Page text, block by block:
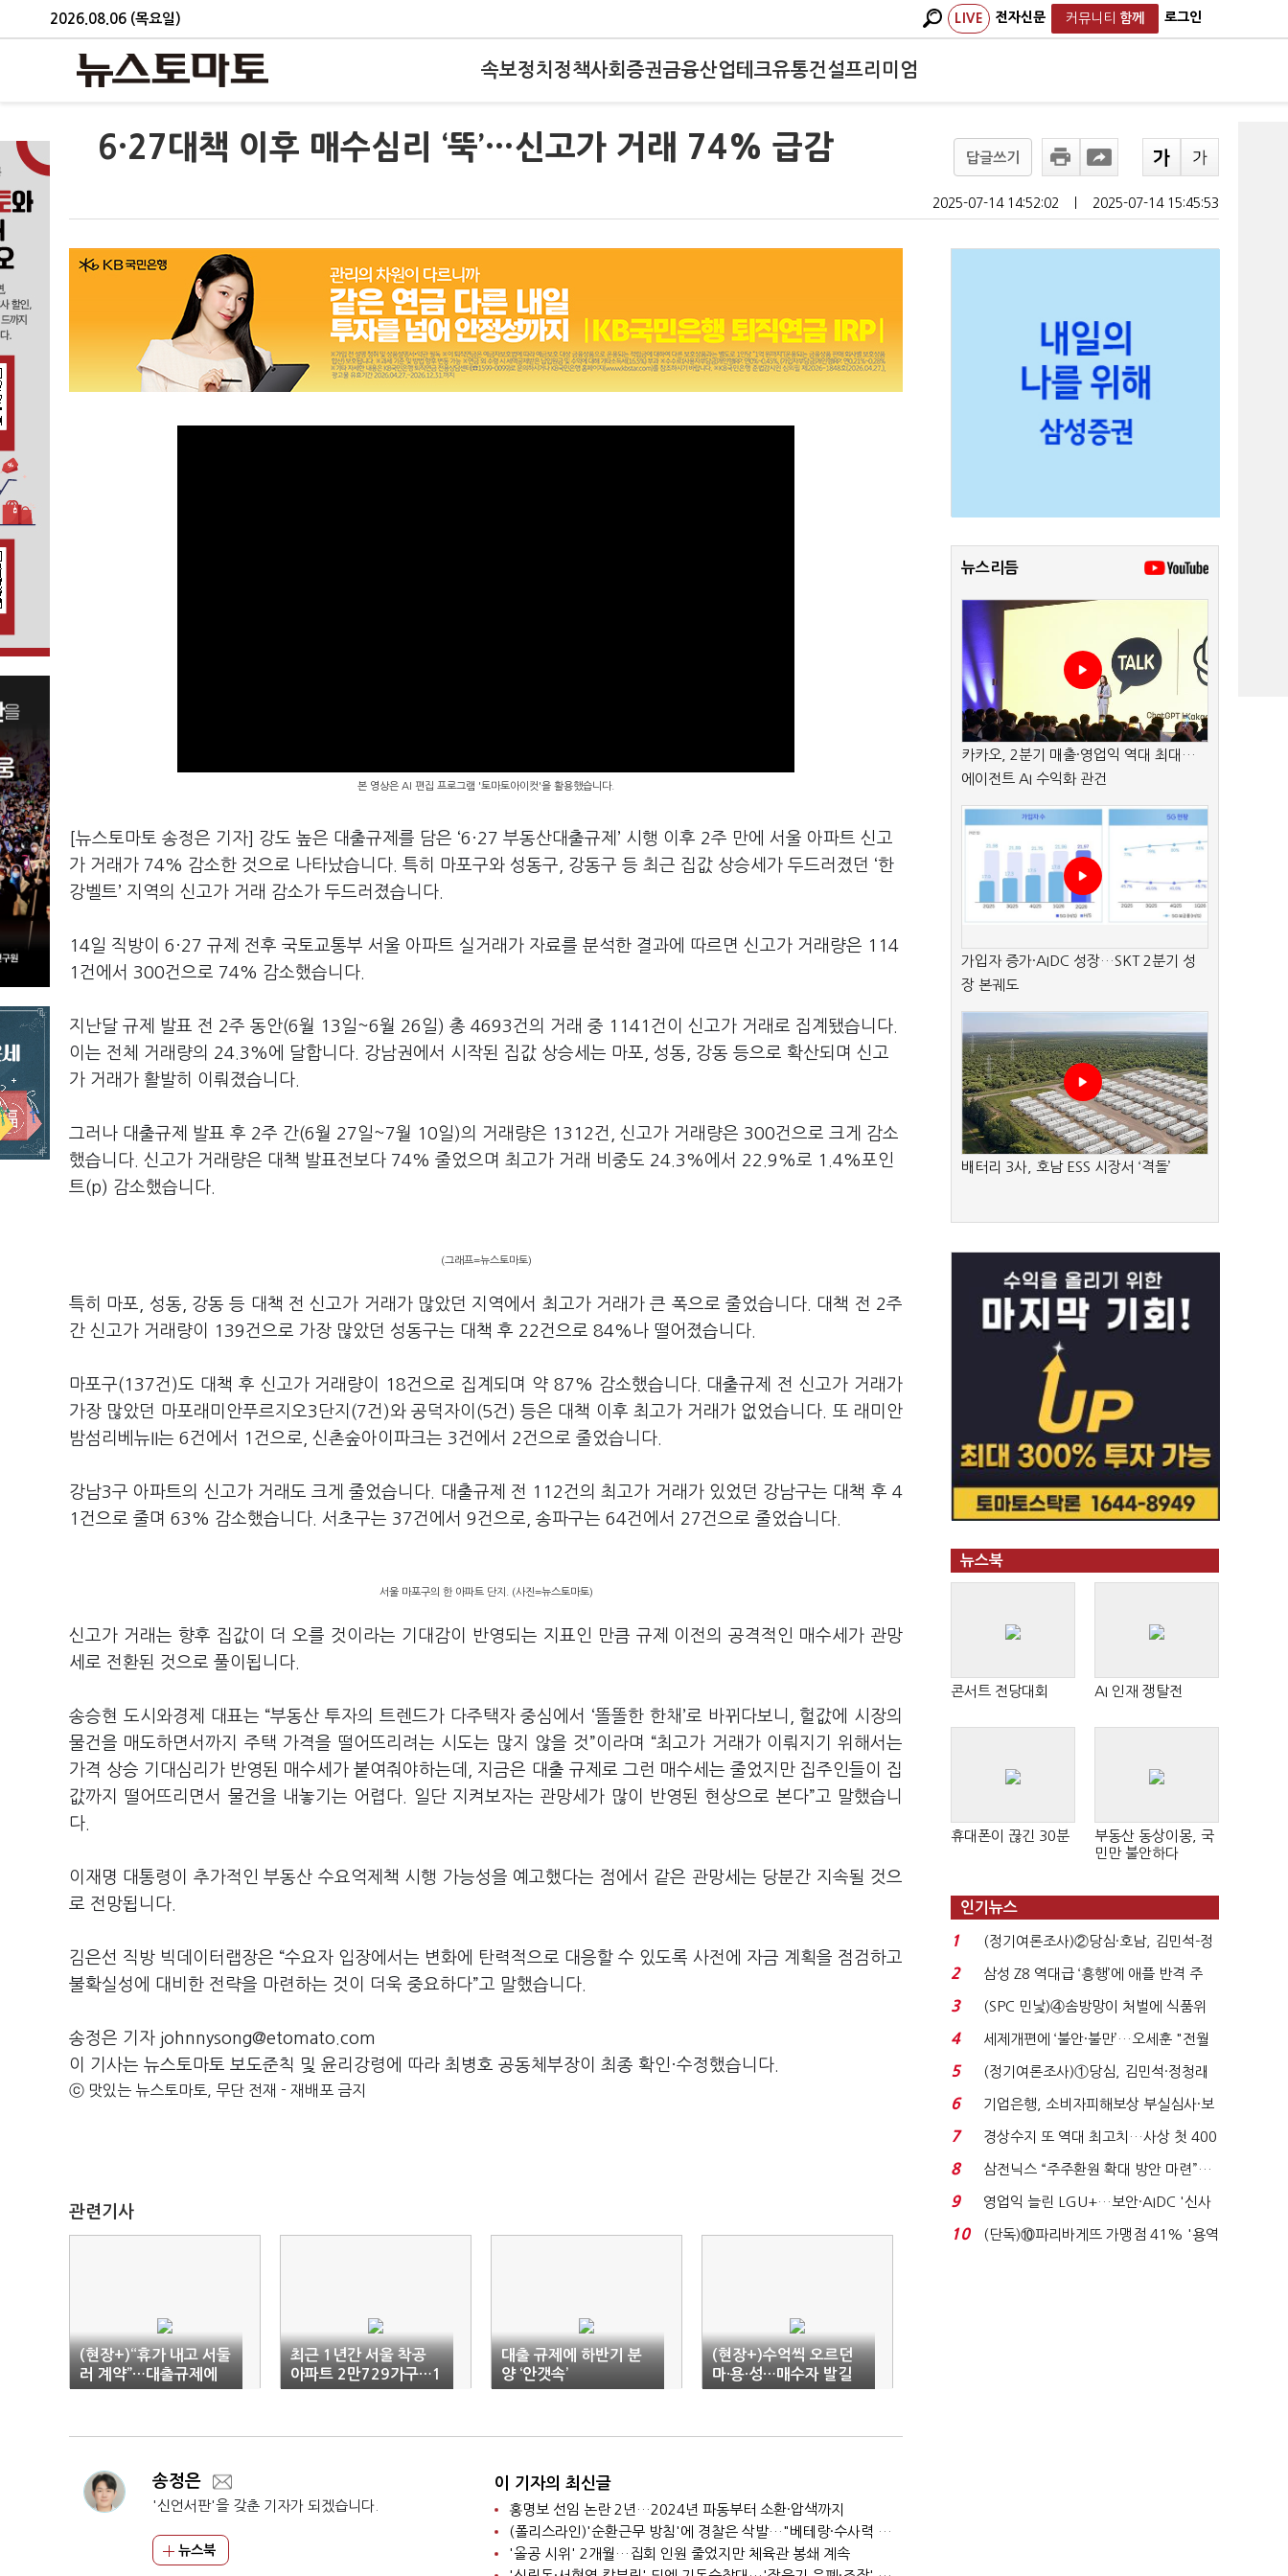
2026.08.06 (목요일) LIVE 전자신문 커뮤니티 함께 로그인
속보정치 정책사회 증권금융산업테크유통건설프리미엄
6·27대책 이후 매수심리 ‘뚝’…신고가 거래 74% 급감 답글쓰기
2025-07-14 14:52:02 2025-07-14 15:45:53
본 영상은 AI 편집 프로그램 '토마토아이컷'을 활용했습니다.
[뉴스토마토 송정은 기자] 강도 높은 대출규제를 담은 ‘6·27 부동산대출규제’ 시행 이후 2주 만에 서울 아파트 신고
가 거래가 74% 감소한 것으로 나타났습니다. 특히 마포구와 성동구, 강동구 등 최근 집값 상승세가 두드러졌던 ‘한
강벨트’ 지역의 신고가 거래 감소가 두드러졌습니다.
14일 직방이 6·27 규제 전후 국토교통부 서울 아파트 실거래가 자료를 분석한 결과에 따르면 신고가 거래량은 114
1건에서 300건으로 74% 감소했습니다.
지난달 규제 발표 전 2주 동안(6월 13일~6월 26일) 총 4693건의 거래 중 1141건이 신고가 거래로 집계됐습니다.
이는 전체 거래량의 24.3%에 달합니다. 강남권에서 시작된 집값 상승세는 마포, 성동, 강동 등으로 확산되며 신고
가 거래가 활발히 이뤄졌습니다.
그러나 대출규제 발표 후 2주 간(6월 27일~7월 10일)의 거래량은 1312건, 신고가 거래량은 300건으로 크게 감소
했습니다. 신고가 거래량은 대책 발표전보다 74% 줄었으며 최고가 거래 비중도 24.3%에서 22.9%로 1.4%포인
트(p) 감소했습니다.
(그래프=뉴스토마토)
특히 마포, 성동, 강동 등 대책 전 신고가 거래가 많았던 지역에서 최고가 거래가 큰 폭으로 줄었습니다. 대책 전 2주
간 신고가 거래량이 139건으로 가장 많았던 성동구는 대책 후 22건으로 84%나 떨어졌습니다.
마포구(137건)도 대책 후 신고가 거래량이 18건으로 집계되며 약 87% 감소했습니다. 대출규제 전 신고가 거래가
가장 많았던 마포래미안푸르지오3단지(7건)와 공덕자이(5건) 등은 대책 이후 최고가 거래가 없었습니다. 또 래미안
밤섬리베뉴II는 6건에서 1건으로, 신촌숲아이파크는 3건에서 2건으로 줄었습니다.
강남3구 아파트의 신고가 거래도 크게 줄었습니다. 대출규제 전 112건의 최고가 거래가 있었던 강남구는 대책 후 4
1건으로 줄며 63% 감소했습니다. 서초구는 37건에서 9건으로, 송파구는 64건에서 27건으로 줄었습니다.
서울 마포구의 한 아파트 단지. (사진=뉴스토마토)
신고가 거래는 향후 집값이 더 오를 것이라는 기대감이 반영되는 지표인 만큼 규제 이전의 공격적인 매수세가 관망
세로 전환된 것으로 풀이됩니다.
송승현 도시와경제 대표는 “부동산 투자의 트렌드가 다주택자 중심에서 ‘똘똘한 한채’로 바뀌다보니, 헐값에 시장의
물건을 매도하면서까지 주택 가격을 떨어뜨리려는 시도는 많지 않을 것”이라며 “최고가 거래가 이뤄지기 위해서는
가격 상승 기대심리가 반영된 매수세가 붙여줘야하는데, 지금은 대출 규제로 그런 매수세는 줄었지만 집주인들이 집
값까지 떨어뜨리면서 물건을 내놓기는 어렵다. 일단 지켜보자는 관망세가 많이 반영된 현상으로 본다”고 말했습니
다.
이재명 대통령이 추가적인 부동산 수요억제책 시행 가능성을 예고했다는 점에서 같은 관망세는 당분간 지속될 것으
로 전망됩니다.
김은선 직방 빅데이터랩장은 “수요자 입장에서는 변화에 탄력적으로 대응할 수 있도록 사전에 자금 계획을 점검하고
불확실성에 대비한 전략을 마련하는 것이 더욱 중요하다”고 말했습니다.
송정은 기자 johnnysong@etomato.com
이 기사는 뉴스토마토 보도준칙 및 윤리강령에 따라 최병호 공동체부장이 최종 확인·수정했습니다.
ⓒ 맛있는 뉴스토마토, 무단 전재 - 재배포 금지
관련기사
(현장+)“휴가 내고 서둘
러 계약”…대출규제에
마·용·성 ‘술렁’
최근 1년간 서울 착공
아파트 2만729가구…1
0.3% 감소
대출 규제에 하반기 분
양 ‘안갯속’
(현장+)수억씩 오르던
마·용·성…매수자 발길
끊겼다
송정은
'신언서판'을 갖춘 기자가 되겠습니다.
뉴스북
이 기자의 최신글
홍명보 선임 논란 2년…2024년 파동부터 소환·압색까지
(폴리스라인)'순환근무 방침'에 경찰은 삭발…"베테랑·수사력 보강 먼저"
'올공 시위' 2개월…집회 인원 줄었지만 체육관 봉쇄 계속
뉴스리듬
카카오, 2분기 매출·영업익 역대 최대…
에이전트 AI 수익화 관건
가입자 증가·AIDC 성장…SKT 2분기 성
장 본궤도
배터리 3사, 호남 ESS 시장서 ‘격돌’
뉴스북
콘서트 전당대회 AI 인재 쟁탈전
휴대폰이 끊긴 30분
부동산 동상이몽, 국
민만 불안하다
인기뉴스
1
(정기여론조사)②당심·호남, 김민석-정
청래 '초접전'...
2
삼성 Z8 역대급 ‘흥행’에 애플 반격 주
목…9월 ‘폴...
3
(SPC 민낯)④솜방망이 처벌에 식품위
생법 위반 반복...
4
세제개편에 ‘불안·불만’…오세훈 "전월
세 구하기 더 ...
5
(정기여론조사)①당심, 김민석·정청래
'초접전'…대통령 ...
6
기업은행, 소비자피해보상 부실심사·보
이스피싱 공시 ...
7
경상수지 또 역대 최고치…사상 첫 400
억달러에 '3% 성...
8
삼전닉스 “주주환원 확대 방안 마련”…
로이터에 성명...
9
영업익 늘린 LGU+…보안·AIDC '신사
업 드라이브'...
10
(단독)⑩파리바게뜨 가맹점 41% '용역